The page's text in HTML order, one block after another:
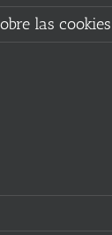
las cookies